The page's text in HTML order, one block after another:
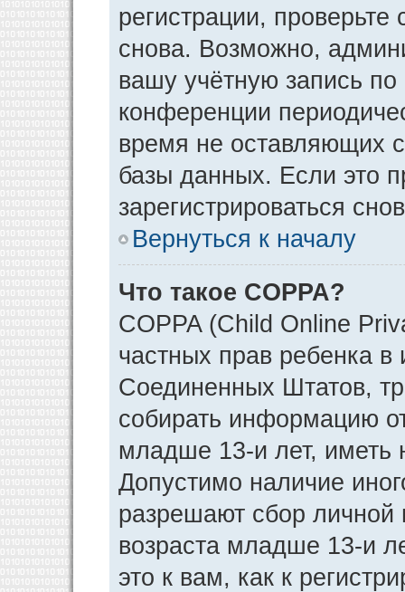
регистрации,
снова. Возможно,
вашу учётную запись
конференции
время не оставляющих
базы данных. Если это
зарегистрироваться
Вернуться к началу
Что такое COPPA?
COPPA (Child Online
частных прав ребенка в
Соединенных Штатов,
собирать информацию
младше 13-и лет, иметь
Допустимо наличие
разрешают сбор
возраста младше 13-и
это к вам, как к